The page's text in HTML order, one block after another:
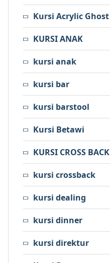
Kursi Acrylic Ghost
KURSI ANAK
kursi anak
kursi bar
kursi barstool
Kursi Betawi
KURSI CROSS BACK
kursi crossback
kursi dealing
kursi dinner
kursi direktur